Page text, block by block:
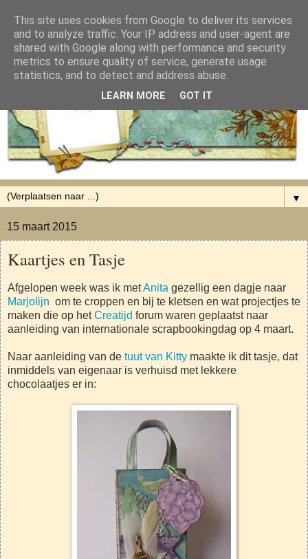
▼
15 maart 2015
Kaartjes en Tasje
Afgelopen week was ik metAnita gezellig een dagje naar
Marjolijn om te croppen en bij te kletsen en wat projectjes te
maken die op hetCreatijd forum waren geplaatst naar
aanleiding van internationale scrapbookingdag op 4 maart.
Naar aanleiding van de tuut van Kitty maakte ik dit tasje, dat
inmiddels van eigenaar is verhuisd met lekkere
chocolaatjes er in:
This site uses cookies from Google to deliver its services
and to analyze traffic. Your IP address and user-agent are
shared with Google along with performance and security
metrics to ensure quality of service, generate usage
statistics, and to detect and address abuse.
LEARN MORE GOT IT